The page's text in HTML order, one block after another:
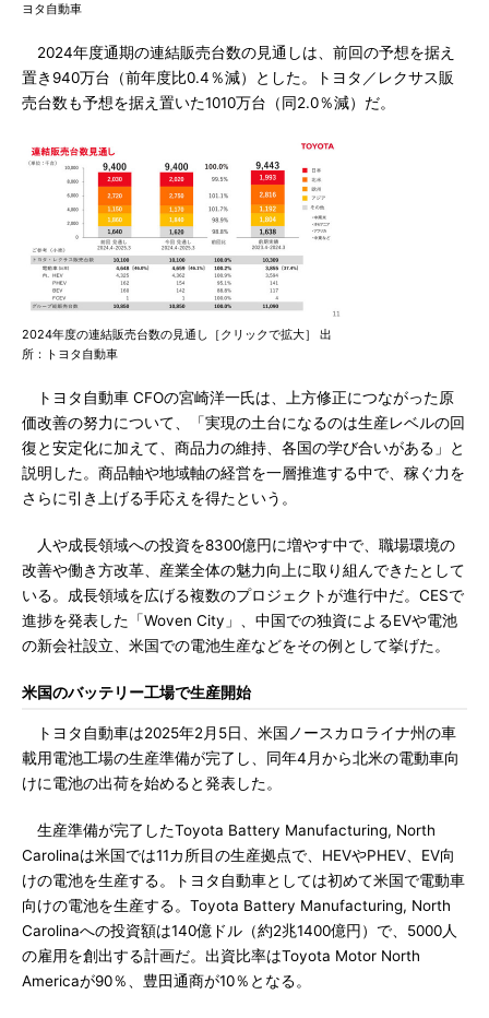
ヨタ自動車
2024年度通期の連結販売台数の見通しは、前回の予想を据え
置き940万台（前年度比0.4％減）とした。トヨタ／レクサス販
売台数も予想を据え置いた1010万台（同2.0％減）だ。
2024年度の連結販売台数の見通し［クリックで拡大］ 出
所：トヨタ自動車
トヨタ自動車 CFOの宮崎洋一氏は、上方修正につながった原
価改善の努力について、「実現の土台になるのは生産レベルの回
復と安定化に加えて、商品力の維持、各国の学び合いがある」と
説明した。商品軸や地域軸の経営を一層推進する中で、稼ぐ力を
さらに引き上げる手応えを得たという。
人や成長領域への投資を8300億円に増やす中で、職場環境の
改善や働き方改革、産業全体の魅力向上に取り組んできたとして
いる。成長領域を広げる複数のプロジェクトが進行中だ。CESで
進捗を発表した「Woven City」、中国での独資によるEVや電池
の新会社設立、米国での電池生産などをその例として挙げた。
米国のバッテリー工場で生産開始
トヨタ自動車は2025年2月5日、米国ノースカロライナ州の車
載用電池工場の生産準備が完了し、同年4月から北米の電動車向
けに電池の出荷を始めると発表した。
生産準備が完了したToyota Battery Manufacturing, North
Carolinaは米国では11カ所目の生産拠点で、HEVやPHEV、EV向
けの電池を生産する。トヨタ自動車としては初めて米国で電動車
向けの電池を生産する。Toyota Battery Manufacturing, North
Carolinaへの投資額は140億ドル（約2兆1400億円）で、5000人
の雇用を創出する計画だ。出資比率はToyota Motor North
Americaが90％、豊田通商が10％となる。